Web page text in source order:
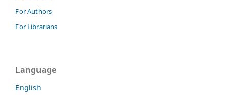
For Authors
For Librarians
Language
English